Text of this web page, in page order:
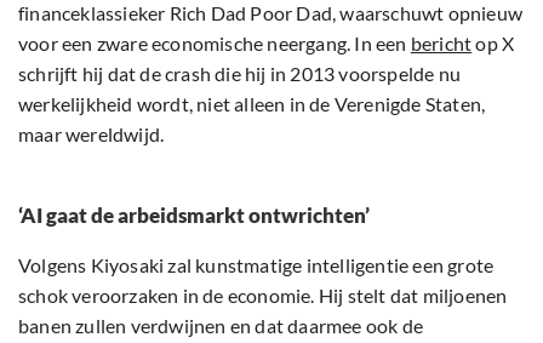
financeklassieker Rich Dad Poor Dad, waarschuwt opnieuw
voor een zware economische neergang. In een berichtop X
schrijft hij dat de crash die hij in 2013 voorspelde nu
werkelijkheid wordt, niet alleen in de Verenigde Staten,
maar wereldwijd.
‘AI gaat de arbeidsmarkt ontwrichten’
Volgens Kiyosaki zal kunstmatige intelligentie een grote
schok veroorzaken in de economie. Hij stelt dat miljoenen
banen zullen verdwijnen en dat daarmee ook de